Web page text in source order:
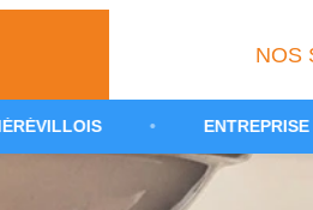
NOS
• ENTREPRISE DE